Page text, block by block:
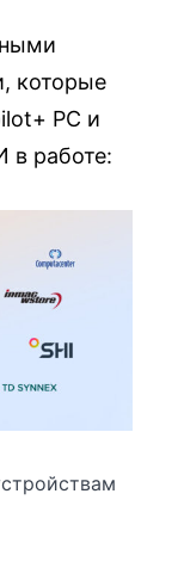
которые
PC и
в работе: